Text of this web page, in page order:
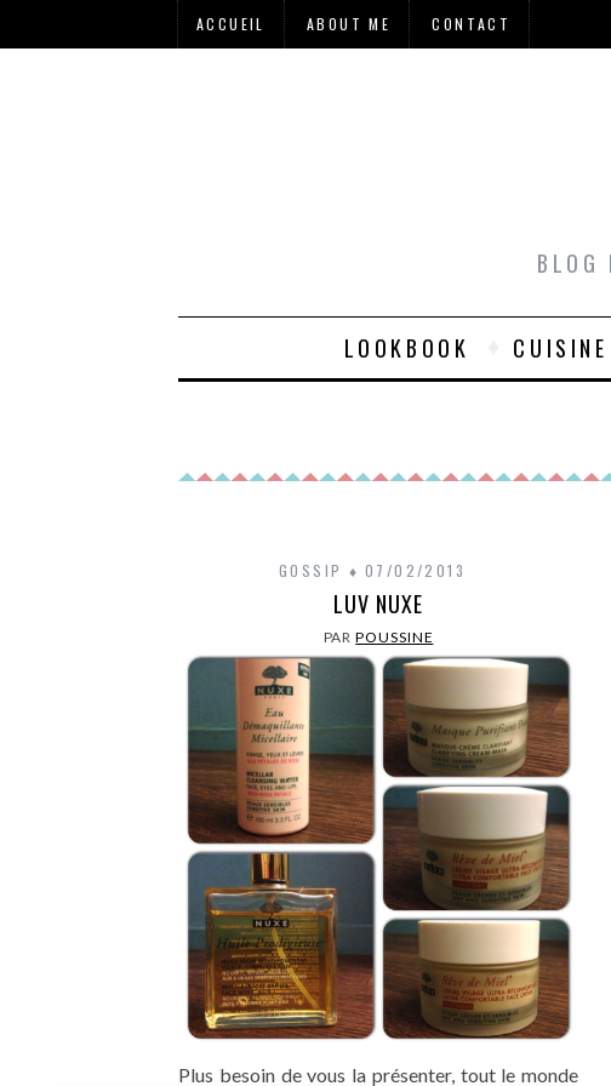
ACCUEIL ABOUT ME CONTACT
BLOG
LOOKBOOK CUISINE
GOSSIP 07/02/2013
LUV NUXE
PARPOUSSINE
Plus besoin de vous la présenter, tout le monde